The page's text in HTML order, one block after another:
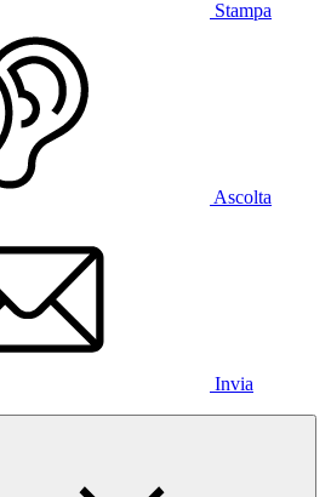
Stampa
Ascolta
Invia